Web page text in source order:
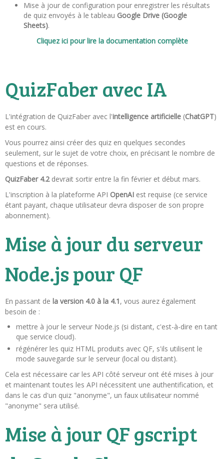
Mise à jour de configuration pour enregistrer les résultats
de quiz envoyés à le tableau Google Drive (Google
Sheets).
Cliquez ici pour lire la documentation complète
QuizFaber avec IA
L'intégration de QuizFaber avec l'intelligence artificielle (ChatGPT)
est en cours.
Vous pourrez ainsi créer des quiz en quelques secondes
seulement, sur le sujet de votre choix, en précisant le nombre de
questions et de réponses.
QuizFaber 4.2devrait sortir entre la fin février et début mars.
L'inscription à la plateforme API OpenAI est requise (ce service
étant payant, chaque utilisateur devra disposer de son propre
abonnement).
Mise à jour du serveur
Node.js pour QF
En passant de la version 4.0 à la 4.1, vous aurez également
besoin de :
mettre à jour le serveur Node.js (si distant, c'est-à-dire en tant
que service cloud).
régénérer les quiz HTML produits avec QF, s'ils utilisent le
mode sauvegarde sur le serveur (local ou distant).
Cela est nécessaire car les API côté serveur ont été mises à jour
et maintenant toutes les API nécessitent une authentification, et
dans le cas d'un quiz "anonyme", un faux utilisateur nommé
"anonyme" sera utilisé.
Mise à jour QF gscript